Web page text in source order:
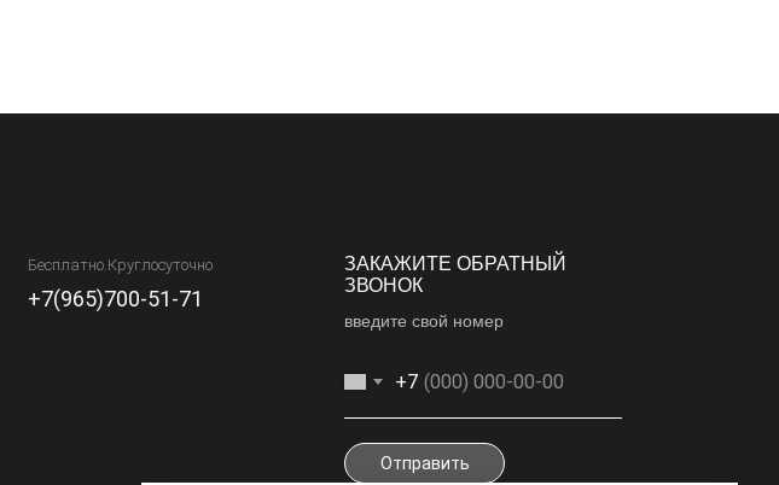
Бесплатно.Круглосуточно
+7(965)700-51-71
ЗАКАЖИТЕ ОБРАТНЫЙ
ЗВОНОК
введите свой номер
+7
Отправить